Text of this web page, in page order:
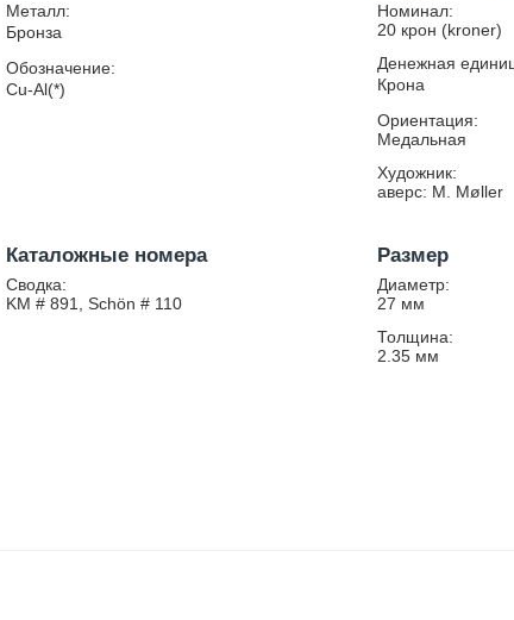
Металл:
Бронза
Обозначение:
Cu-Al(*)
Номинал:
20 крон (kroner)
Денежная
Крона
Ориентация:
Медальная
Художник:
аверс: M. Møller
Каталожные номера
Сводка:
KM # 891, Schön # 110
Размер
Диаметр:
27 мм
Толщина:
2.35 мм